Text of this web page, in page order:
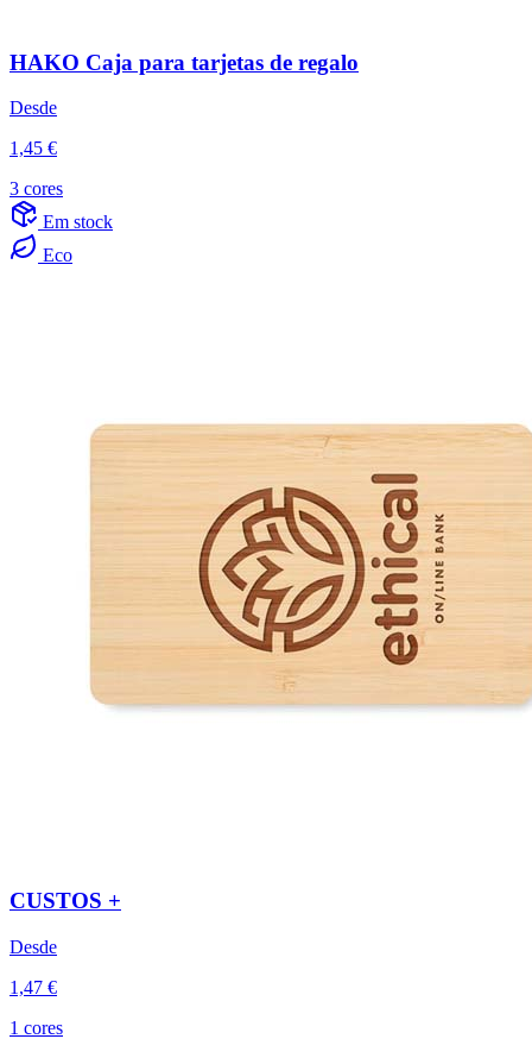
HAKO Caja para tarjetas de regalo
Desde
1,45 €
3 cores
Em stock
Eco
CUSTOS +
Desde
1,47 €
1 cores